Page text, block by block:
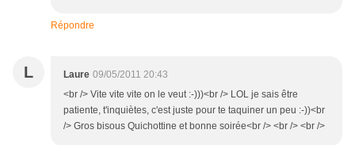
Répondre
L Laure 09/05/2011 20:43
<br /> Vite vite vite on le veut :-)))<br /> LOL je sais être
patiente, t'inquiètes, c'est juste pour te taquiner un peu :-))<br
/> Gros bisous Quichottine et bonne soirée<br /> <br /> <br />